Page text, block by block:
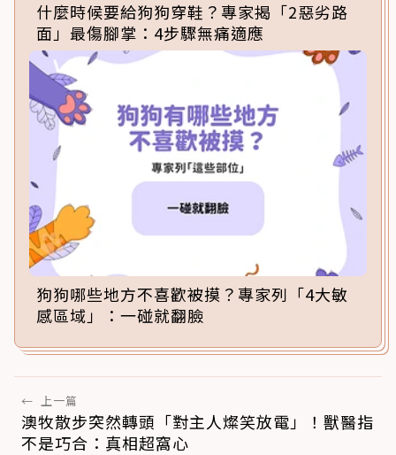
什麼時候要給狗狗穿鞋？專家揭「2惡劣路
面」最傷腳掌：4步驟無痛適應
狗狗哪些地方不喜歡被摸？專家列「4大敏
感區域」：一碰就翻臉
← 上一篇
澳牧散步突然轉頭「對主人燦笑放電」！獸醫指
不是巧合：真相超窩心